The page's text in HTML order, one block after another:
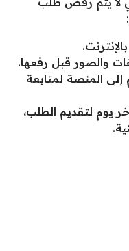
والصور قبل رفعها.
المنصة لمتابعة
يوم لتقديم الطلب،